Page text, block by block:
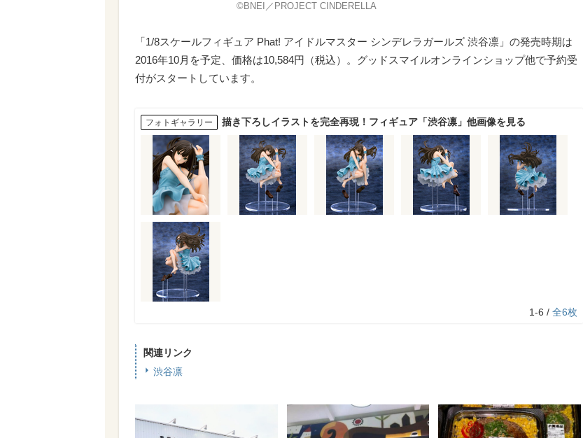
©BNEI／PROJECT CINDERELLA
「1/8スケールフィギュア Phat! アイドルマスター シンデレラガールズ 渋谷凛」の発売時期は
2016年10月を予定、価格は10,584円（税込）。グッドスマイルオンラインショップ他で予約受
付がスタートしています。
フォトギャラリー 描き下ろしイラストを完全再現！フィギュア「渋谷凛」他画像を見る
1-6 / 全6枚
関連リンク
渋谷凛